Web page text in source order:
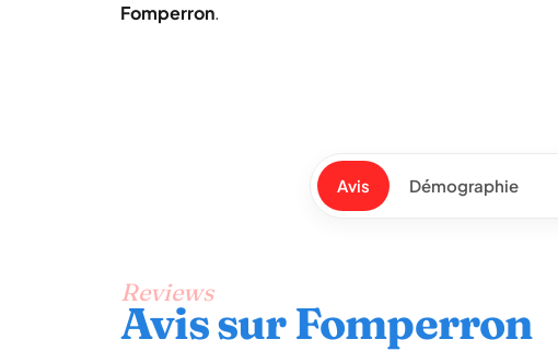
Fomperron.
Avis Démographie
Reviews
Avis sur Fomperron